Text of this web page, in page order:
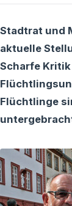
Stadtrat und
aktuelle
Scharfe
Flüchtlinge